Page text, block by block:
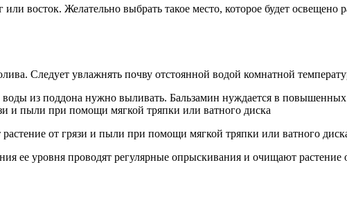
восток. Желательно выбрать такое место, которое будет
Следует увлажнять почву отстоянной водой комнатной
из поддона нужно выливать. Бальзамин нуждается в
и пыли при помощи мягкой тряпки или ватного диска
от грязи и пыли при помощи мягкой тряпки или ватного
ее уровня проводят регулярные опрыскивания и очищают